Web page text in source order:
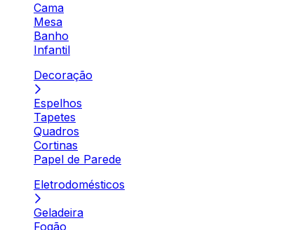
Cama
Mesa
Banho
Infantil
Decoração
Espelhos
Tapetes
Quadros
Cortinas
Papel de Parede
Eletrodomésticos
Geladeira
Fogão